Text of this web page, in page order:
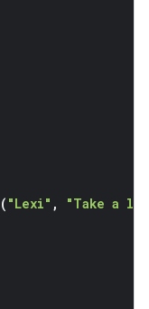
( "Lexi" ,
"Take a